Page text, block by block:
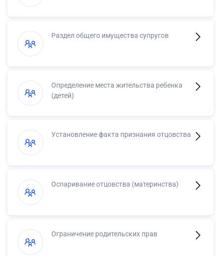
Раздел общего имущества супругов
Определение места жительства ребенка
(детей)
Установление факта признания отцовства
Оспаривание отцовства (материнства)
Ограничение родительских прав